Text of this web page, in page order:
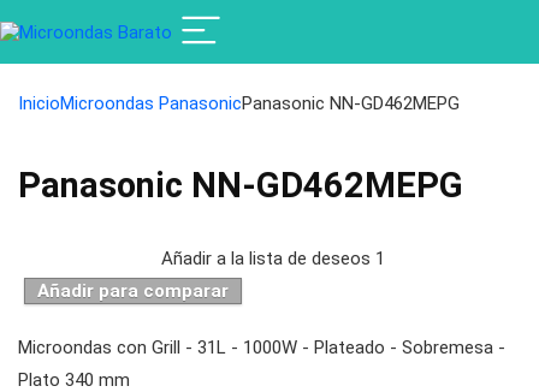
InicioMicroondas PanasonicPanasonic NN-GD462MEPG
Panasonic NN-GD462MEPG
Añadir a la lista de deseos 1
Añadir para comparar
Microondas con Grill - 31L - 1000W - Plateado - Sobremesa -
Plato 340 mm